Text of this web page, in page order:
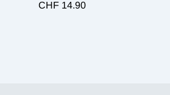
CHF 14.90